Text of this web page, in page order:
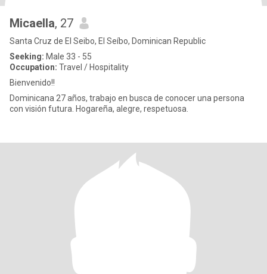
Micaella, 27
Santa Cruz de El Seibo, El Seíbo, Dominican Republic
Seeking: Male 33 - 55
Occupation: Travel / Hospitality
Bienvenido!!
Dominicana 27 años, trabajo en busca de conocer una persona
con visión futura. Hogareña, alegre, respetuosa.